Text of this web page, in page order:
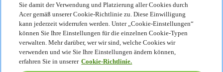
Sie damit der Verwendung und Platzierung aller Cookies durch
Acer gemäß unserer Cookie-Richtlinie zu. Diese Einwilligung
kann jederzeit widerrufen werden. Unter „Cookie-Einstellungen“
können Sie Ihre Einstellungen für die einzelnen Cookie-Typen
verwalten. Mehr darüber, wer wir sind, welche Cookies wir
verwenden und wie Sie Ihre Einstellungen ändern können,
erfahren Sie in unserer Cookie-Richtlinie.